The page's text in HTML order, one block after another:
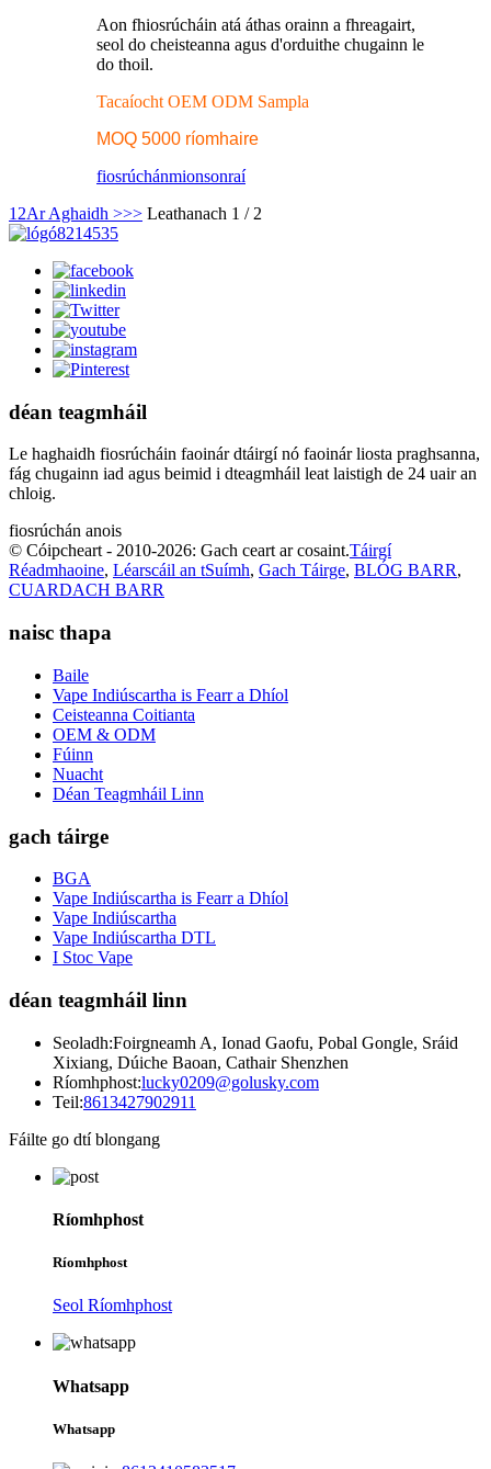
Aon fhiosrúcháin atá áthas orainn a fhreagairt,
seol do cheisteanna agus d'orduithe chugainn le
do thoil.
Tacaíocht OEM ODM Sampla
MOQ 5000 ríomhaire
fiosrúchánmionsonraí
1 2Ar Aghaidh >>> Leathanach 1 / 2
déan teagmháil
Le haghaidh fiosrúcháin faoinár dtáirgí nó faoinár liosta praghsanna,
fág chugainn iad agus beimid i dteagmháil leat laistigh de 24 uair an
chloig.
fiosrúchán anois
© Cóipcheart - 2010-2026: Gach ceart ar cosaint.Táirgí
Réadmhaoine, Léarscáil an tSuímh, Gach Táirge, BLÓG BARR,
CUARDACH BARR
naisc thapa
Baile
Vape Indiúscartha is Fearr a Dhíol
Ceisteanna Coitianta
OEM & ODM
Fúinn
Nuacht
Déan Teagmháil Linn
gach táirge
BGA
Vape Indiúscartha is Fearr a Dhíol
Vape Indiúscartha
Vape Indiúscartha DTL
I Stoc Vape
déan teagmháil linn
Seoladh:Foirgneamh A, Ionad Gaofu, Pobal Gongle, Sráid
Xixiang, Dúiche Baoan, Cathair Shenzhen
Ríomhphost:lucky0209@golusky.com
Teil:8613427902911
Fáilte go dtí blongang
Ríomhphost
Ríomhphost
Seol Ríomhphost
Whatsapp
Whatsapp